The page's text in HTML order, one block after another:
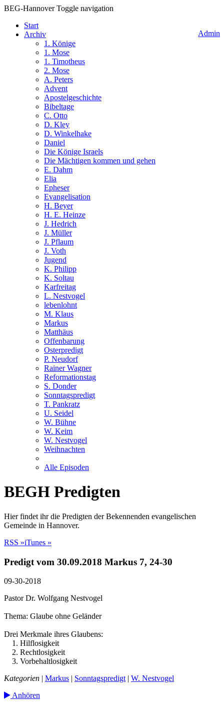
BEG-Hannover Toggle navigation
Admin
Start
Archiv
1. Könige
1. Mose
1. Timotheus
2. Mose
A. Peters
Advent
Apostelgeschichte
Bibeltage
C. Otto
D. Kley
D. Winkelhake
Daniel
Die Könige Israels
Die Mächtigen kommen und gehen
E. Dahm
Elia
Epheser
Evangelisation
H. Beyer
H. E. Heinze
J. Hedrich
J. Müller
J. Pflaum
J. Voth
Jugend
K. Philipp
K. Soltau
Karfreitag
L. Nestvogel
lebenlohnt
M. Klaus
Markus
Matthäus
Offenbarung
Osterpredigt
P. Neudorf
Rainer Wagner
Reformationstag
S. Donder
Sonntagspredigt
T. Pankratz
U. Seidel
W. Bühne
W. Keim
W. Nestvogel
Weihnachten
Alle Episoden
BEGH Predigten
Hier findet ihr die Predigten der Bekennenden evangelischen
Gemeinde in Hannover.
RSS »iTunes »
Predigt vom 30.09.2018 Markus 7, 24-30
09-30-2018
Pastor Dr. Wolfgang Nestvogel
Thema: Glaube ohne Geländer
Drei Merkmale ihres Glaubens:
1. Hilflosigkeit
2. Rechtlosigkeit
3. Vorbehaltlosigkeit
Kategorien | Markus | Sonntagspredigt | W. Nestvogel
Anhören